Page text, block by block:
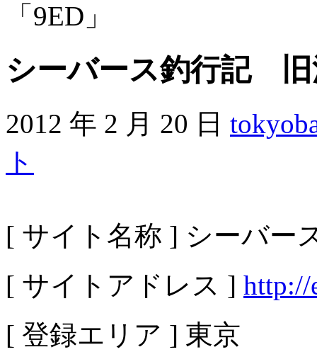
「9ED」
シーバース釣行記 旧
2012 年 2 月 20 日
ト
[ サイト名称 ] シーバー
[ サイトアドレス ] http://
[ 登録エリア ] 東京